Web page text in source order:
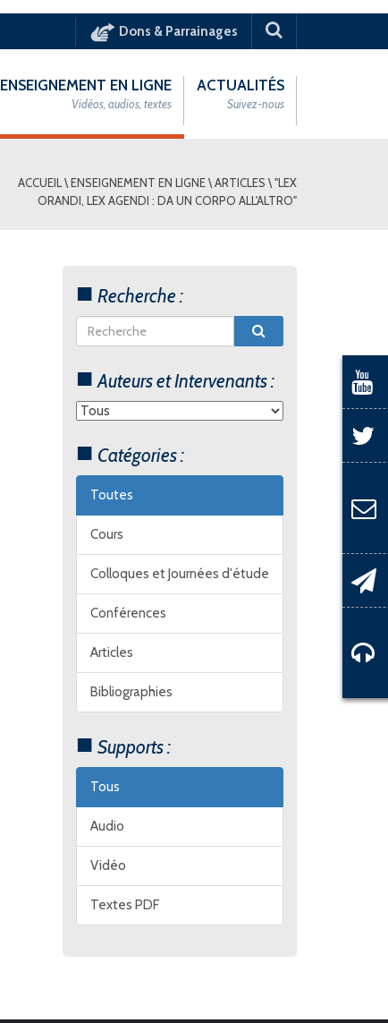
Dons & Parrainages
ENSEIGNEMENT EN LIGNE
Vidéos, audios, textes
ACTUALITÉS
Suivez-nous
ACCUEIL\ENSEIGNEMENT EN LIGNE\ARTICLES \"LEX
ORANDI, LEX AGENDI : DA UN CORPO ALL'ALTRO"
Recherche :
Auteurs et Intervenants :
Catégories :
Toutes
Cours
Colloques et Journées d'étude
Conférences
Articles
Bibliographies
Supports :
Tous
Audio
Vidéo
Textes PDF